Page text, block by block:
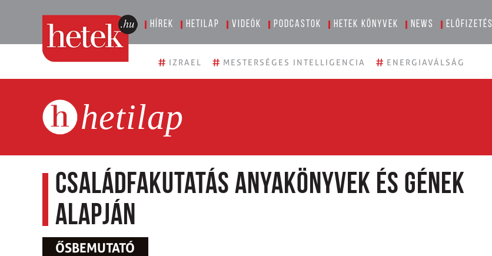
Hírek Hetilap Videók Podcastok Hetek könyvek News Előfizetés
# IZRAEL # MESTERSÉGES INTELLIGENCIA # ENERGIAVÁLSÁG
hetilap
Családfakutatás anyakönyvek és gének
alapján
ŐSBEMUTATÓ